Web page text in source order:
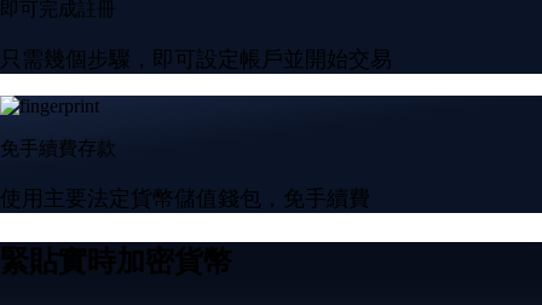
即可完成註冊
只需幾個步驟，即可設定帳戶並開始交易
免手續費存款
使用主要法定貨幣儲值錢包，免手續費
緊貼實時加密貨幣